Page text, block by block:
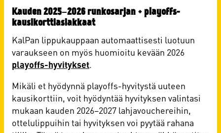
Kauden 2025–2026 runkosarjan + playoffs-
kausikorttiasiakkaat
KalPan lippukauppaan automaattisesti luotuun
varaukseen on myös huomioitu kevään 2026
playoffs-hyvitykset.
Mikäli et hyödynnä playoffs-hyvitystä uuteen
kausikorttiin, voit hyödyntää hyvityksen valintasi
mukaan kauden 2026–2027 lahjavouchereihin,
ottelulippuihin tai hyvityksen voi pyytää rahana